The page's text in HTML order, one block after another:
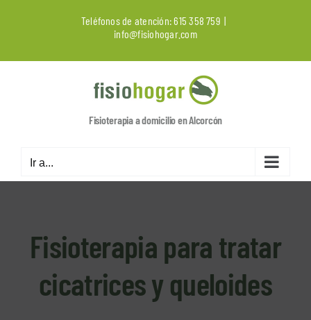
Teléfonos de atención:615 358 759 |
info@fisiohogar.com
Fisioterapia a domicilio en Alcorcón
Ir a...
Fisioterapia para tratar
cicatrices y queloides